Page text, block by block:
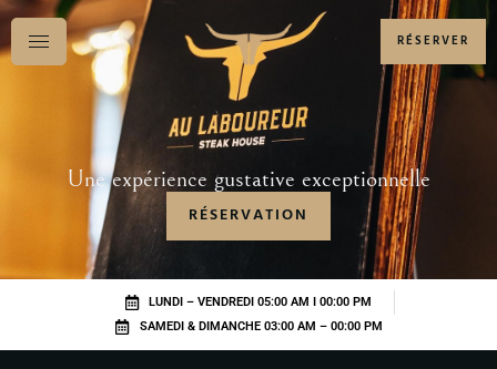
RÉSERVER
Une expérience gustative exceptionnelle
RÉSERVATION
LUNDI – VENDREDI 05:00 AM I 00:00 PM
SAMEDI & DIMANCHE 03:00 AM – 00:00 PM